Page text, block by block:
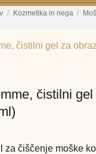
/ Kozmetika in nega /
čistilni
za čiščenje moške